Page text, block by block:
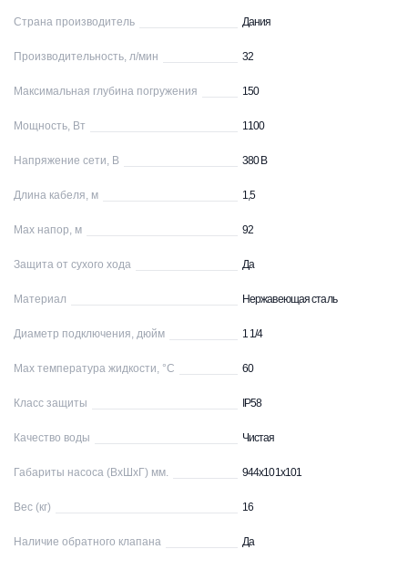
Страна производитель Дания
Производительность, л/мин 32
Максимальная глубина погружения 150
Мощность, Вт 1100
Напряжение сети, В 380 В
Длина кабеля, м 1,5
Max напор, м 92
Защита от сухого хода Да
Материал Нержавеющая сталь
Диаметр подключения, дюйм 1 1/4
Max температура жидкости, °С 60
Класс защиты IP58
Качество воды Чистая
Габариты насоса (ВхШхГ) мм. 944х101х101
Вес (кг) 16
Наличие обратного клапана Да